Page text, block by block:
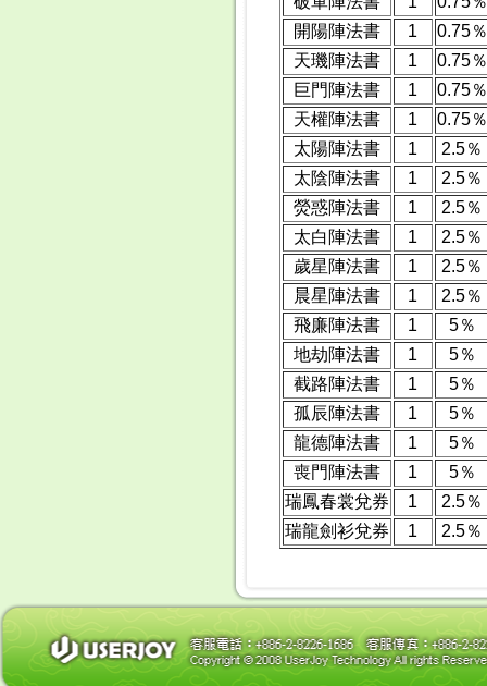
開陽陣法書
1
0.75％
天璣陣法書
1
0.75％
巨門陣法書
1
0.75％
天權陣法書
1
0.75％
太陽陣法書
1
2.5％
太陰陣法書
1
2.5％
熒惑陣法書
1
2.5％
太白陣法書
1
2.5％
歲星陣法書
1
2.5％
晨星陣法書
1
2.5％
飛廉陣法書
1
5％
地劫陣法書
1
5％
截路陣法書
1
5％
孤辰陣法書
1
5％
龍德陣法書
1
5％
喪門陣法書
1
5％
瑞鳳春裳兌券
1
2.5％
瑞龍劍衫兌券
1 2.5％